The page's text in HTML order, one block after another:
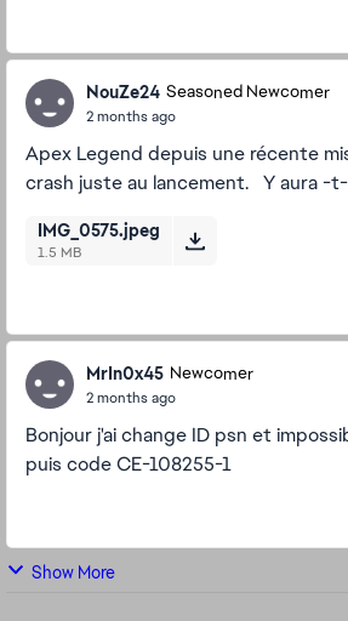
NouZe24 Seasoned Newcomer
2 months ago
Apex Legend depuis une récente
crash juste au lancement. Y aura -
IMG_0575.jpeg
1.5 MB
MrIn0x45 Newcomer
2 months ago
Bonjour j'ai change ID psn et
puis code CE-108255-1
Show More